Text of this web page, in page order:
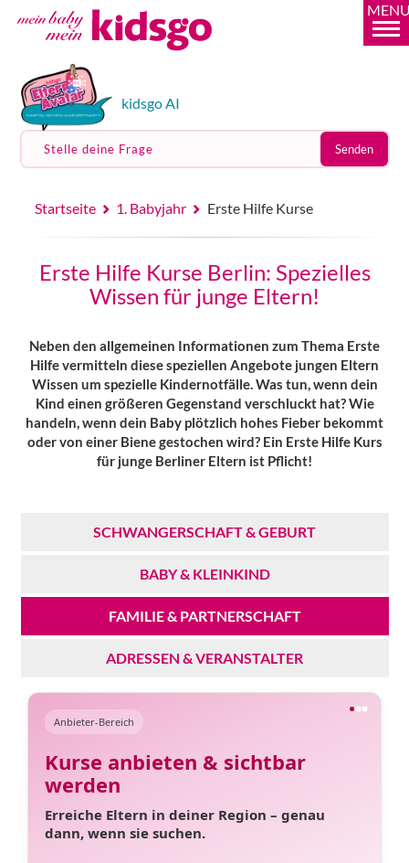
kidsgo AI
Stelle deine Frage Senden
Startseite 1. Babyjahr Erste Hilfe Kurse
Erste Hilfe Kurse Berlin: Spezielles
Wissen für junge Eltern!
Neben den allgemeinen Informationen zum Thema Erste
Hilfe vermitteln diese speziellen Angebote jungen Eltern
Wissen um spezielle Kindernotfälle. Was tun, wenn dein
Kind einen größeren Gegenstand verschluckt hat? Wie
handeln, wenn dein Baby plötzlich hohes Fieber bekommt
oder von einer Biene gestochen wird? Ein Erste Hilfe Kurs
für junge Berliner Eltern ist Pflicht!
SCHWANGERSCHAFT & GEBURT
BABY & KLEINKIND
FAMILIE & PARTNERSCHAFT
ADRESSEN & VERANSTALTER
Anbieter-Bereich
Kurse anbieten & sichtbar
werden
Erreiche Eltern in deiner Region – genau
dann, wenn sie suchen.